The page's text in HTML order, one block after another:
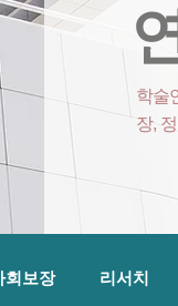
회보장 리서치
학술
장,